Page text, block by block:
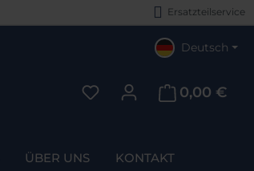
Ersatzteilservice
Deutsch
Du hast 0 Produkte auf
0,00 €
ÜBER UNS KONTAKT